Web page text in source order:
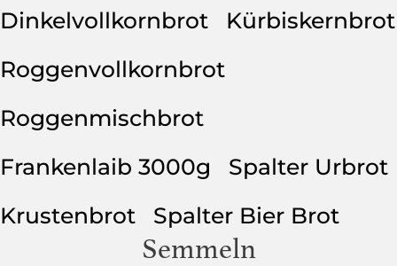
Dinkelvollkornbrot
Kürbiskernbrot
Roggenvollkornbrot
Roggenmischbrot
Frankenlaib 3000g
Spalter Urbrot
Krustenbrot
Spalter Bier Brot
Semmeln